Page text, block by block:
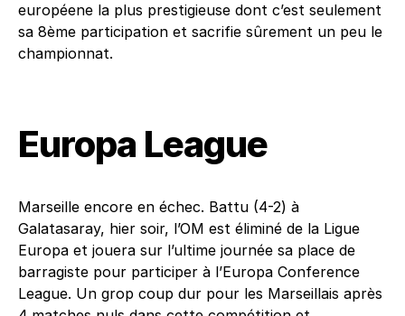
européene la plus prestigieuse dont c’est seulement
sa 8ème participation et sacrifie sûrement un peu le
championnat.
Europa League
Marseille encore en échec. Battu (4-2) à
Galatasaray, hier soir, l’OM est éliminé de la Ligue
Europa et jouera sur l’ultime journée sa place de
barragiste pour participer à l’Europa Conference
League. Un grop coup dur pour les Marseillais après